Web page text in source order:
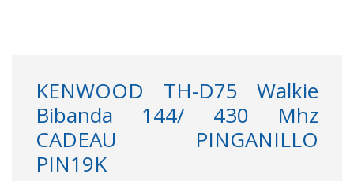
KENWOOD TH-D75 Walkie
Bibanda 144/ 430 Mhz
CADEAU PINGANILLO
PIN19K